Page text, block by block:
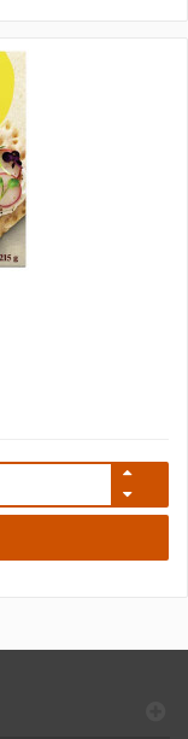
7460